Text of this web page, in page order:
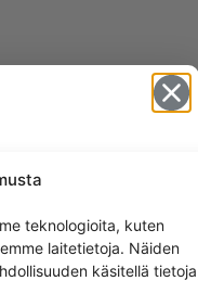
teknologioita, kuten
laitetietoja. Näiden
käsitellä